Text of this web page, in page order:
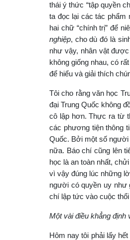
thái ý thức “tập quyền
ta đọc lại các tác
hai chữ “chính trị” để
nghiệp, cho dù đó là
như vậy, nhân vật
không giống nhau, có
để hiểu và giải thích
Tôi cho rằng văn học
đại Trung Quốc không
cô lập hơn. Thực ra từ
các phương tiện thông
Quốc. Bởi một số người
nữa. Báo chí cũng lên
học là an toàn nhất,
vì vậy đúng lúc những
người có quyền uy như
chí lập tức vào cuộc
Một vài điều khẳng định
Hôm nay tôi phải lấy